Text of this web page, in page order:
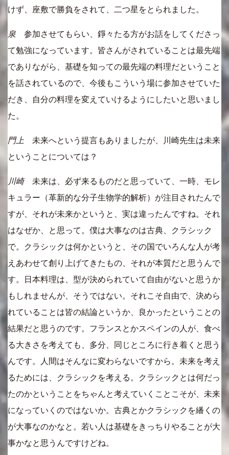
けず、座敷で勝負をされて、二つ星をとられました。
泉 参加させてもらい、錚々たる方がお話をしてくださっ
て勉強になっています。皆さんがされていることは最先端
でありながら、基礎を知っての最先端の料理だということ
を話されているので、今後もこういう場に参加させていた
だき、自分の料理を変えていけるようにしたいと思いまし
た。
門上 未来へという提言もありましたが、川崎先生は未来
ということについては？
川崎未来は、必ず来るものだと思っていて、一時、モレ
キュラー（革新的な分子生物学的解析）が注目されたんで
すが、それが未来かというと、実は違ったんですね。それ
はなぜか、と思って。僕は大事なのは古典、クラシック
で。クラシックは何かというと、その国でいろんな人が考
えあわせて創り上げてきたもの、それが本質だと思うんで
す。日本料理は、型が決められていて自由がないと思うか
もしれませんが、そうではない。それこそ自由で、決めら
れていることは皆の結論というか、良かったということの
結果だと思うのです。フランスとかスペインの人が、食べ
る大きさを考えても、多分、同じところに行き着くと思う
んです。人間はそんなに変わらないですから。未来を考え
るためには、クラシックを考える。クラシックとは何だっ
たのかということをちゃんと考えていくことこそが、未来
になっていくのではないか。古典とかクラシックを繙くの
が大事なのかなと。若い人は基礎をきっちりやることが大
事かなと思うんですけどね。